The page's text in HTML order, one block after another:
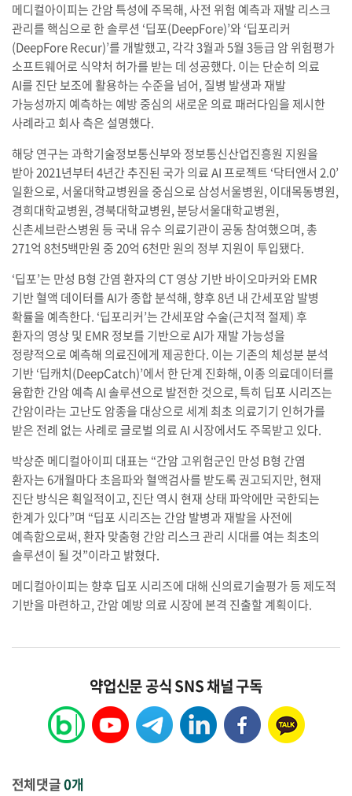
메디컬아이피는 간암 특성에 주목해, 사전 위험 예측과 재발 리스크
관리를 핵심으로 한 솔루션 ‘딥포(DeepFore)’와 ‘딥포리커
(DeepFore Recur)’를 개발했고, 각각 3월과 5월 3등급 암 위험평가
소프트웨어로 식약처 허가를 받는 데 성공했다. 이는 단순히 의료
AI를 진단 보조에 활용하는 수준을 넘어, 질병 발생과 재발
가능성까지 예측하는 예방 중심의 새로운 의료 패러다임을 제시한
사례라고 회사 측은 설명했다.
해당 연구는 과학기술정보통신부와 정보통신산업진흥원 지원을
받아 2021년부터 4년간 추진된 국가 의료 AI 프로젝트 ‘닥터앤서 2.0’
일환으로, 서울대학교병원을 중심으로 삼성서울병원, 이대목동병원,
경희대학교병원, 경북대학교병원, 분당서울대학교병원,
신촌세브란스병원 등 국내 유수 의료기관이 공동 참여했으며, 총
271억 8천5백만원 중 20억 6천만 원의 정부 지원이 투입됐다.
‘딥포’는 만성 B형 간염 환자의 CT 영상 기반 바이오마커와 EMR
기반 혈액 데이터를 AI가 종합 분석해, 향후 8년 내 간세포암 발병
확률을 예측한다. ‘딥포리커’는 간세포암 수술(근치적 절제) 후
환자의 영상 및 EMR 정보를 기반으로 AI가 재발 가능성을
정량적으로 예측해 의료진에게 제공한다. 이는 기존의 체성분 분석
기반 ‘딥캐치(DeepCatch)’에서 한 단계 진화해, 이종 의료데이터를
융합한 간암 예측 AI 솔루션으로 발전한 것으로, 특히 딥포 시리즈는
간암이라는 고난도 암종을 대상으로 세계 최초 의료기기 인허가를
받은 전례 없는 사례로 글로벌 의료 AI 시장에서도 주목받고 있다.
박상준 메디컬아이피 대표는 “간암 고위험군인 만성 B형 간염
환자는 6개월마다 초음파와 혈액검사를 받도록 권고되지만, 현재
진단 방식은 획일적이고, 진단 역시 현재 상태 파악에만 국한되는
한계가 있다”며 “딥포 시리즈는 간암 발병과 재발을 사전에
예측함으로써, 환자 맞춤형 간암 리스크 관리 시대를 여는 최초의
솔루션이 될 것”이라고 밝혔다.
메디컬아이피는 향후 딥포 시리즈에 대해 신의료기술평가 등 제도적
기반을 마련하고, 간암 예방 의료 시장에 본격 진출할 계획이다.
약업신문 공식 SNS 채널 구독
전체댓글0개